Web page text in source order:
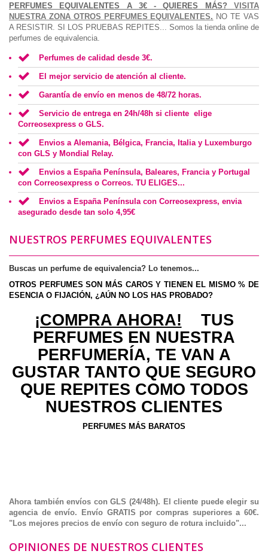
PERFUMES EQUIVALENTES A 3€ - QUIERES MÁS? VISITA
NUESTRA ZONA OTROS PERFUMES EQUIVALENTES. NO TE VAS
A RESISTIR. SI LOS PRUEBAS REPITES... Somos la tienda online de
perfumes de equivalencia.
Perfumes de calidad desde 3€.
El mejor servicio de atención al cliente.
Garantía de envío en menos de 48/72 horas.
Servicio de entrega en 24h/48h si cliente elige
Correosexpress o GLS.
Envios a Alemania, Bélgica, Francia, Italia y Luxemburgo
con GLS y Mondial Relay.
Envios a España Península, Baleares, Francia y Portugal
con Correosexpress o Correos. TU ELIGES...
Envios a España Península con Correosexpress, envia
asegurado desde tan solo 4,95€
NUESTROS PERFUMES EQUIVALENTES
Buscas un perfume de equivalencia? Lo tenemos...
OTROS PERFUMES SON MÁS CAROS Y TIENEN EL MISMO % DE
ESENCIA O FIJACIÓN, ¿AÚN NO LOS HAS PROBADO?
¡COMPRA AHORA! TUS
PERFUMES EN NUESTRA
PERFUMERÍA, TE VAN A
GUSTAR TANTO QUE SEGURO
QUE REPITES COMO TODOS
NUESTROS CLIENTES
PERFUMES MÁS BARATOS
Ahora también envíos conGLS (24/48h). El cliente puede elegir su
agencia de envío. Envío GRATIS por compras superiores a 60€.
"Los mejores precios de envío con seguro de rotura incluido"...
OPINIONES DE NUESTROS CLIENTES